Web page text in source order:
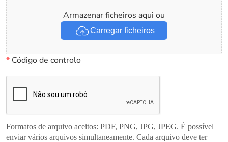
Armazenar ficheiros aqui ou
Carregar ficheiros
*Código de controlo
Formatos de arquivo aceitos: PDF, PNG, JPG, JPEG. É possível
enviar vários arquivos simultaneamente. Cada arquivo deve ter